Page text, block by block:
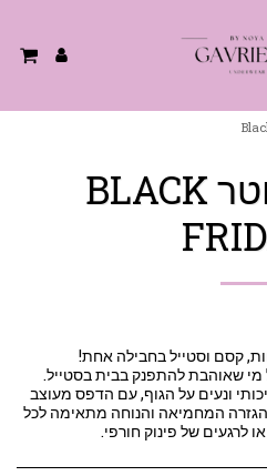
פיגמות פוטר BLACK
שאוהבת להתפנק בבית בסטייל.
ונעים על הגוף, עם הדפס מעוצב
המחמיאה והנוחה מתאימה לכל
לרגעים של פינוק חורפי.